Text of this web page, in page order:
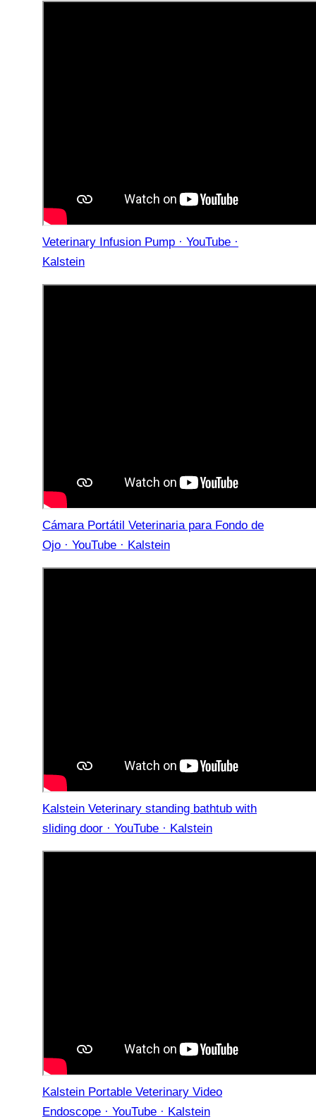
Veterinary Infusion Pump · YouTube ·
Kalstein
Cámara Portátil Veterinaria para Fondo de
Ojo · YouTube · Kalstein
Kalstein Veterinary standing bathtub with
sliding door · YouTube · Kalstein
Kalstein Portable Veterinary Video
Endoscope · YouTube · Kalstein